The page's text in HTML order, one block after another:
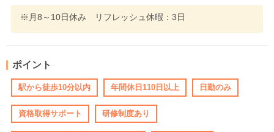
※月8～10日休み リフレッシュ休暇：3日
ポイント
駅から徒歩10分以内 年間休日110日以上 日勤のみ
資格取得サポート 研修制度あり